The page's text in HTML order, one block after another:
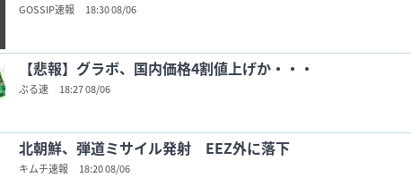
GOSSIP速報 18:30 08/06
【悲報】グラボ、国内価格4割値上げか・・・
ぶる速 18:27 08/06
北朝鮮、弾道ミサイル発射 EEZ外に落下
キムチ速報 18:20 08/06